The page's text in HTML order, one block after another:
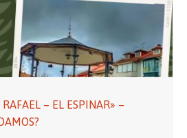
– EL ESPINAR» –